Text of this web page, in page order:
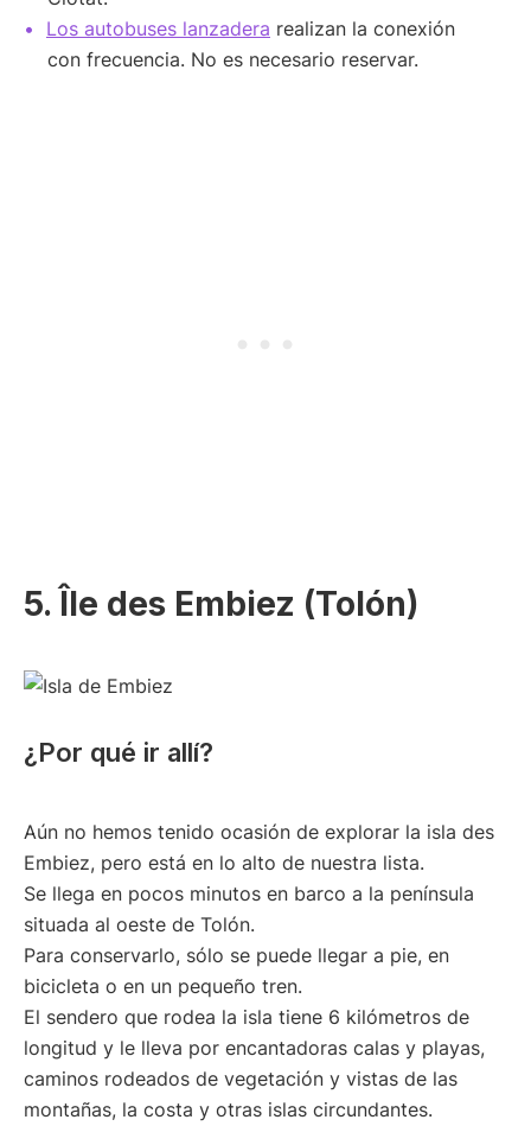
Los autobuses lanzadera realizan la conexión
con frecuencia. No es necesario reservar.
5. Île des Embiez (Tolón)
¿Por qué ir allí?
Aún no hemos tenido ocasión de explorar la isla des
Embiez, pero está en lo alto de nuestra lista.
Se llega en pocos minutos en barco a la península
situada al oeste de Tolón.
Para conservarlo, sólo se puede llegar a pie, en
bicicleta o en un pequeño tren.
El sendero que rodea la isla tiene 6 kilómetros de
longitud y le lleva por encantadoras calas y playas,
caminos rodeados de vegetación y vistas de las
montañas, la costa y otras islas circundantes.